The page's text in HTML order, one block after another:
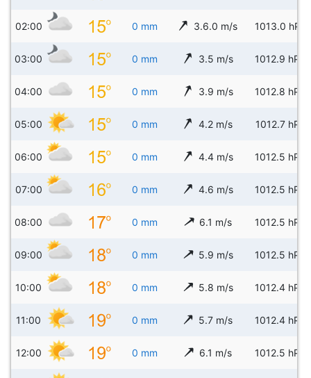
02:00 0 mm 3.6.0 m/s 1013.0 hPa
03:00 0 mm 3.5 m/s 1012.9 hPa
04:00 0 mm 3.9 m/s 1012.8 hPa
05:00 0 mm 4.2 m/s 1012.7 hPa
06:00 0 mm 4.4 m/s 1012.5 hPa
07:00 0 mm 4.6 m/s 1012.5 hPa
08:00 0 mm 6.1 m/s 1012.5 hPa
09:00 0 mm 5.9 m/s 1012.5 hPa
10:00 0 mm 5.8 m/s 1012.4 hPa
11:00 0 mm 5.7 m/s 1012.4 hPa
12:00 0 mm 6.1 m/s 1012.5 hPa